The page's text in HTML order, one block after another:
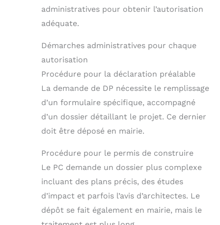
administratives pour obtenir l’autorisation
adéquate.
Démarches administratives pour chaque
autorisation
Procédure pour la déclaration préalable
La demande de DP nécessite le remplissage
d’un formulaire spécifique, accompagné
d’un dossier détaillant le projet. Ce dernier
doit être déposé en mairie.
Procédure pour le permis de construire
Le PC demande un dossier plus complexe
incluant des plans précis, des études
d’impact et parfois l’avis d’architectes. Le
dépôt se fait également en mairie, mais le